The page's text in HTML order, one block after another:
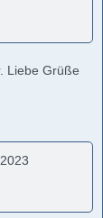
Liebe Grüße